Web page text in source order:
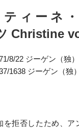
ィーネ
Christine
8/22 ジーゲン（独）
1638 ジーゲン（独）
を拒否したため、ア